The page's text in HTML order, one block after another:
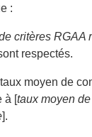
:
critères RGAA
respectés.
moyen de
à [taux moyen
].